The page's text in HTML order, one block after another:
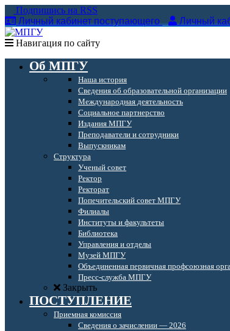
Подпишись на RSS
Личный кабинет поступающего
Личный
Навигация по сайту
Об МПГУ
Наша история
Сведения об образовательной организации
Международная деятельность
Социальное партнерство
Издания МПГУ
Преподаватели и сотрудники
Выпускникам
Структура
Ученый совет
Ректор
Ректорат
Попечительский совет МПГУ
Филиалы
Институты и факультеты
Библиотека
Управления и отделы
Музей МПГУ
Объединенная первичная профсоюзная
Пресс-служба МПГУ
Закрыть
ПОСТУПЛЕНИЕ
Приемная комиссия
Сведения о зачислении — 2026